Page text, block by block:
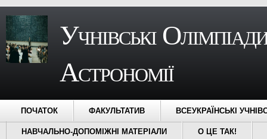
Учнівські
Астрономії
ПОЧАТОК ФАКУЛЬТАТИВ ВСЕУКРАЇНСЬКІ
НАВЧАЛЬНО-ДОПОМІЖНІ МАТЕРІАЛИ О ЦЕ ТАК!